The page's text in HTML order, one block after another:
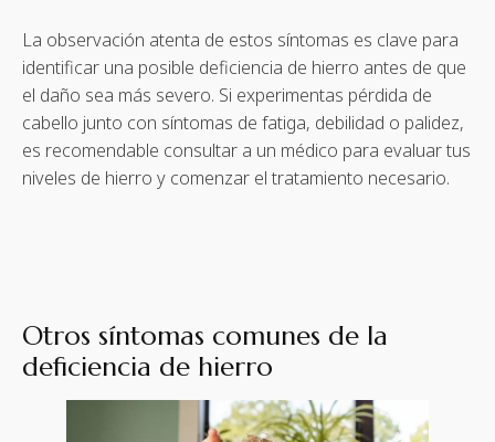
La observación atenta de estos síntomas es clave para
identificar una posible deficiencia de hierro antes de que
el daño sea más severo. Si experimentas pérdida de
cabello junto con síntomas de fatiga, debilidad o palidez,
es recomendable consultar a un médico para evaluar tus
niveles de hierro y comenzar el tratamiento necesario.
Otros síntomas comunes de la
deficiencia de hierro